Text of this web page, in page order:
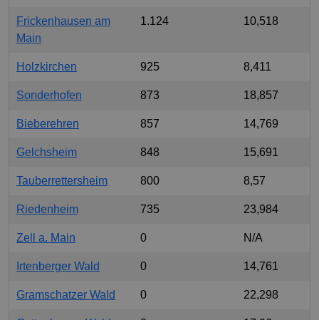
Frickenhausen am
Main
1.124 10,518
Holzkirchen 925 8,411
Sonderhofen 873 18,857
Bieberehren 857 14,769
Gelchsheim 848 15,691
Tauberrettersheim 800 8,57
Riedenheim 735 23,984
Zell a. Main 0 N/A
Irtenberger Wald 0 14,761
Gramschatzer Wald 0 22,298